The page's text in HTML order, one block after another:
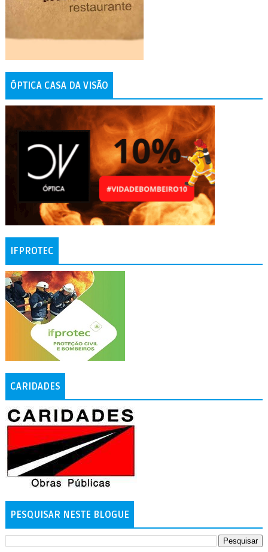
ÓPTICA CASA DA VISÃO
IFPROTEC
CARIDADES
PESQUISAR NESTE BLOGUE